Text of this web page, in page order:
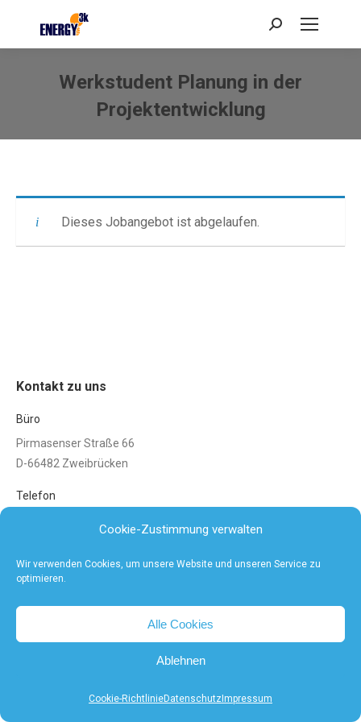
Cookie-Zustimmung verwalten
Wir verwenden Cookies, um unsere Website und unseren Service zu
optimieren.
Alle Cookies
Ablehnen
Cookie-RichtlinieDatenschutz Impressum
Search:
Werkstudent Planung in der
Projektentwicklung
Dieses Jobangebot ist abgelaufen.
Kontakt zu uns
Büro
Pirmasenser Straße 66
D-66482 Zweibrücken
Telefon
Rechtliches